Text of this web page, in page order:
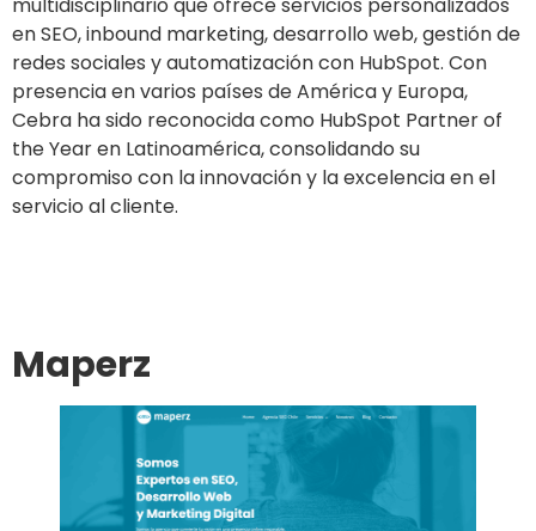
en SEO, inbound marketing, desarrollo web, gestión de
redes sociales y automatización con HubSpot. Con
presencia en varios países de América y Europa,
Cebra ha sido reconocida como HubSpot Partner of
the Year en Latinoamérica, consolidando su
compromiso con la innovación y la excelencia en el
servicio al cliente.
Maperz